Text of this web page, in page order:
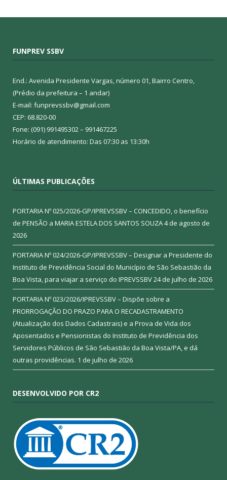
FUNPREV SSBV
End.: Avenida Presidente Vargas, número 01, Bairro Centro,
(Prédio da prefeitura – 1 andar)
E-mail: funprevssbv@gmail.com
CEP: 68.820-00
Fone: (091) 991495302 – 991467225
Horário de atendimento: Das 07:30 as 13:30h
ÚLTIMAS PUBLICAÇÕES
PORTARIA Nº 025/2026-GP/IPREVSSBV – CONCEDIDO, o benefício
de PENSÃO a MARIA ESTELA DOS SANTOS SOUZA4 de agosto de
2026
PORTARIA Nº 024/2026-GP/IPREVSSBV – Designar a Presidente do
Instituto de Previdência Social do Município de São Sebastião da
Boa Vista, para viajar a serviço do IPREVSSBV24 de julho de 2026
PORTARIA Nº 023/2026/IPREVSSBV – Dispõe sobre a
PRORROGAÇÃO DO PRAZO PARA O RECADASTRAMENTO
(Atualização dos Dados Cadastrais) e a Prova de Vida dos
Aposentados e Pensionistas do Instituto de Previdência dos
Servidores Públicos de São Sebastião da Boa Vista/PA, e dá
outras providências. 1 de julho de 2026
DESENVOLVIDO POR CR2